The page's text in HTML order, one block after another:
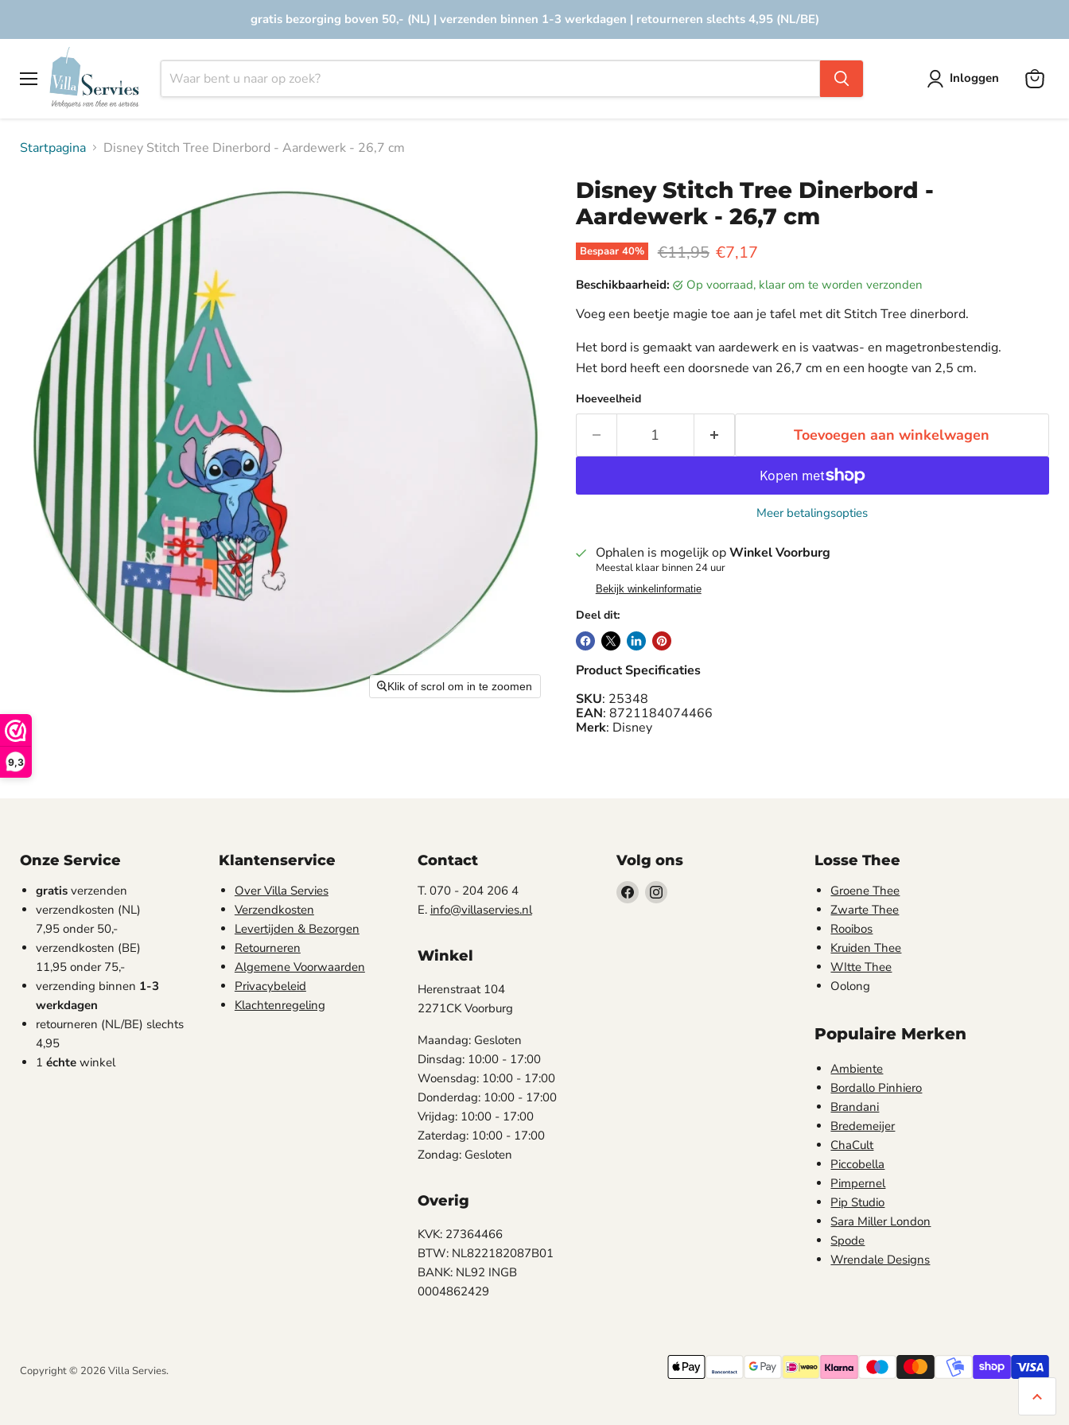
9,3
gratis bezorging boven 50,- (NL) | verzenden binnen 1-3 werkdagen | retourneren slechts 4,95 (NL/BE)
Menu
Inloggen
Startpagina Disney Stitch Tree Dinerbord - Aardewerk - 26,7 cm
Klik of scrol om in te zoomen
Disney Stitch Tree Dinerbord -
Aardewerk - 26,7 cm
Bespaar 40% Oorspronkelijke prijs
€11,95 Huidige prijs
€7,17
Beschikbaarheid: op voorraad, klaar om te worden verzonden
Voeg een beetje magie toe aan je tafel met dit Stitch Tree dinerbord.
Het bord is gemaakt van aardewerk en is vaatwas- en magetronbestendig.
Het bord heeft een doorsnede van 26,7 cm en een hoogte van 2,5 cm.
Hoeveelheid
Toevoegen aan winkelwagen
Meer betalingsopties
Ophalen is mogelijk opWinkel Voorburg
Meestal klaar binnen 24 uur
Bekijk winkelinformatie
Deel dit:
Product Specificaties
SKU: 25348
EAN: 8721184074466
Merk: Disney
Onze Service
gratis verzenden
verzendkosten (NL)
7,95 onder 50,-
verzendkosten (BE)
11,95 onder 75,-
verzending binnen 1-3
werkdagen
retourneren (NL/BE) slechts
4,95
1 échte winkel
Klantenservice
Over Villa Servies
Verzendkosten
Levertijden & Bezorgen
Retourneren
Algemene Voorwaarden
Privacybeleid
Klachtenregeling
Contact
T. 070 - 204 206 4
E. info@villaservies.nl
Winkel
Herenstraat 104
2271CK Voorburg
Maandag: Gesloten
Dinsdag: 10:00 - 17:00
Woensdag: 10:00 - 17:00
Donderdag: 10:00 - 17:00
Vrijdag: 10:00 - 17:00
Zaterdag: 10:00 - 17:00
Zondag: Gesloten
Overig
KVK: 27364466
BTW: NL822182087B01
BANK: NL92 INGB
0004862429
Volg ons
Vind
ons
Vind
Losse Thee
Groene Thee
Zwarte Thee
Rooibos
Kruiden Thee
WItte Thee
Oolong
Populaire Merken
Ambiente
Bordallo Pinhiero
Brandani
Bredemeijer
ChaCult
Piccobella
Pimpernel
Pip Studio
Sara Miller London
Spode
Wrendale Designs
Copyright © 2026 Villa Servies.